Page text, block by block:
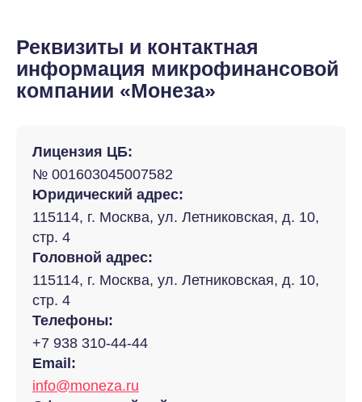
Реквизиты и контактная
информация микрофинансовой
компании «Монеза»
Лицензия ЦБ:
№ 001603045007582
Юридический адрес:
115114, г. Москва, ул. Летниковская, д. 10,
стр. 4
Головной адрес:
115114, г. Москва, ул. Летниковская, д. 10,
стр. 4
Телефоны:
+7 938 310-44-44
Email:
info@moneza.ru